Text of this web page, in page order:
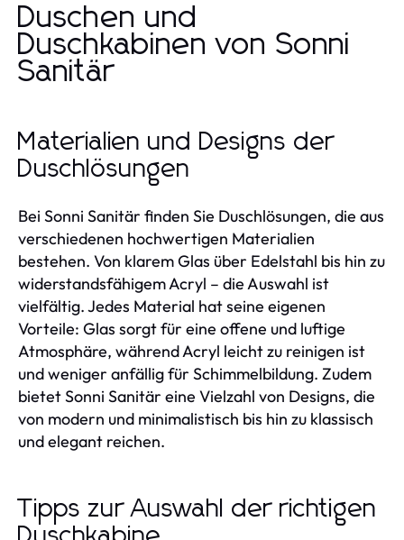
Duschen und
Duschkabinen von Sonni
Sanitär
Materialien und Designs der
Duschlösungen
Bei Sonni Sanitär finden Sie Duschlösungen, die aus
verschiedenen hochwertigen Materialien
bestehen. Von klarem Glas über Edelstahl bis hin zu
widerstandsfähigem Acryl – die Auswahl ist
vielfältig. Jedes Material hat seine eigenen
Vorteile: Glas sorgt für eine offene und luftige
Atmosphäre, während Acryl leicht zu reinigen ist
und weniger anfällig für Schimmelbildung. Zudem
bietet Sonni Sanitär eine Vielzahl von Designs, die
von modern und minimalistisch bis hin zu klassisch
und elegant reichen.
Tipps zur Auswahl der richtigen